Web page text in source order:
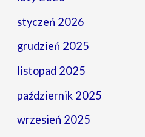
styczeń 2026
grudzień 2025
listopad 2025
październik 2025
wrzesień 2025